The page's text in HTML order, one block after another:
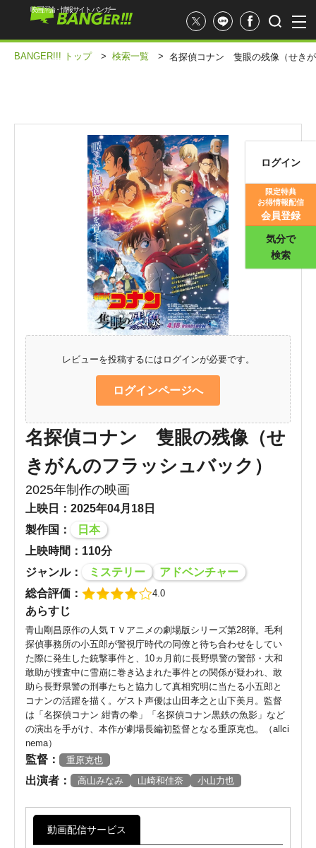
映画記事
映画評価
映画評論・情報サイト バンガー
ログイン
限定特典
お得情報配信
会員登録
気分で
検索
BANGER!!! トップ > 検索一覧 > 名探偵コナン 隻眼の残像（せき
レビューを投稿するにはログインが必要です。
ログインページへ
名探偵コナン 隻眼の残像（せ
きがんのフラッシュバック）
2025年制作の映画
上映日：2025年04月18日
製作国：
日本
上映時間：110分
ジャンル：
ミステリー
アドベンチャー
総合評価：
4.0
あらすじ
青山剛昌原作の人気ＴＶアニメの劇場版シリーズ第28弾。毛利
探偵事務所の小五郎が警視庁時代の同僚と待ち合わせをしてい
た際に発生した銃撃事件と、10ヵ月前に長野県警の警部・大和
敢助が捜査中に雪崩に巻き込まれた事件との関係が疑われ、敢
助ら長野県警の刑事たちと協力して真相究明に当たる小五郎と
コナンの活躍を描く。ゲスト声優は山田孝之と山下美月。監督
は「名探偵コナン 紺青の拳」「名探偵コナン黒鉄の魚影」など
の演出を手がけ、本作が劇場長編初監督となる重原克也。（allci
nema）
監督： 重原克也
出演者： 高山みなみ 山崎和佳奈 小山力也
動画配信サービス